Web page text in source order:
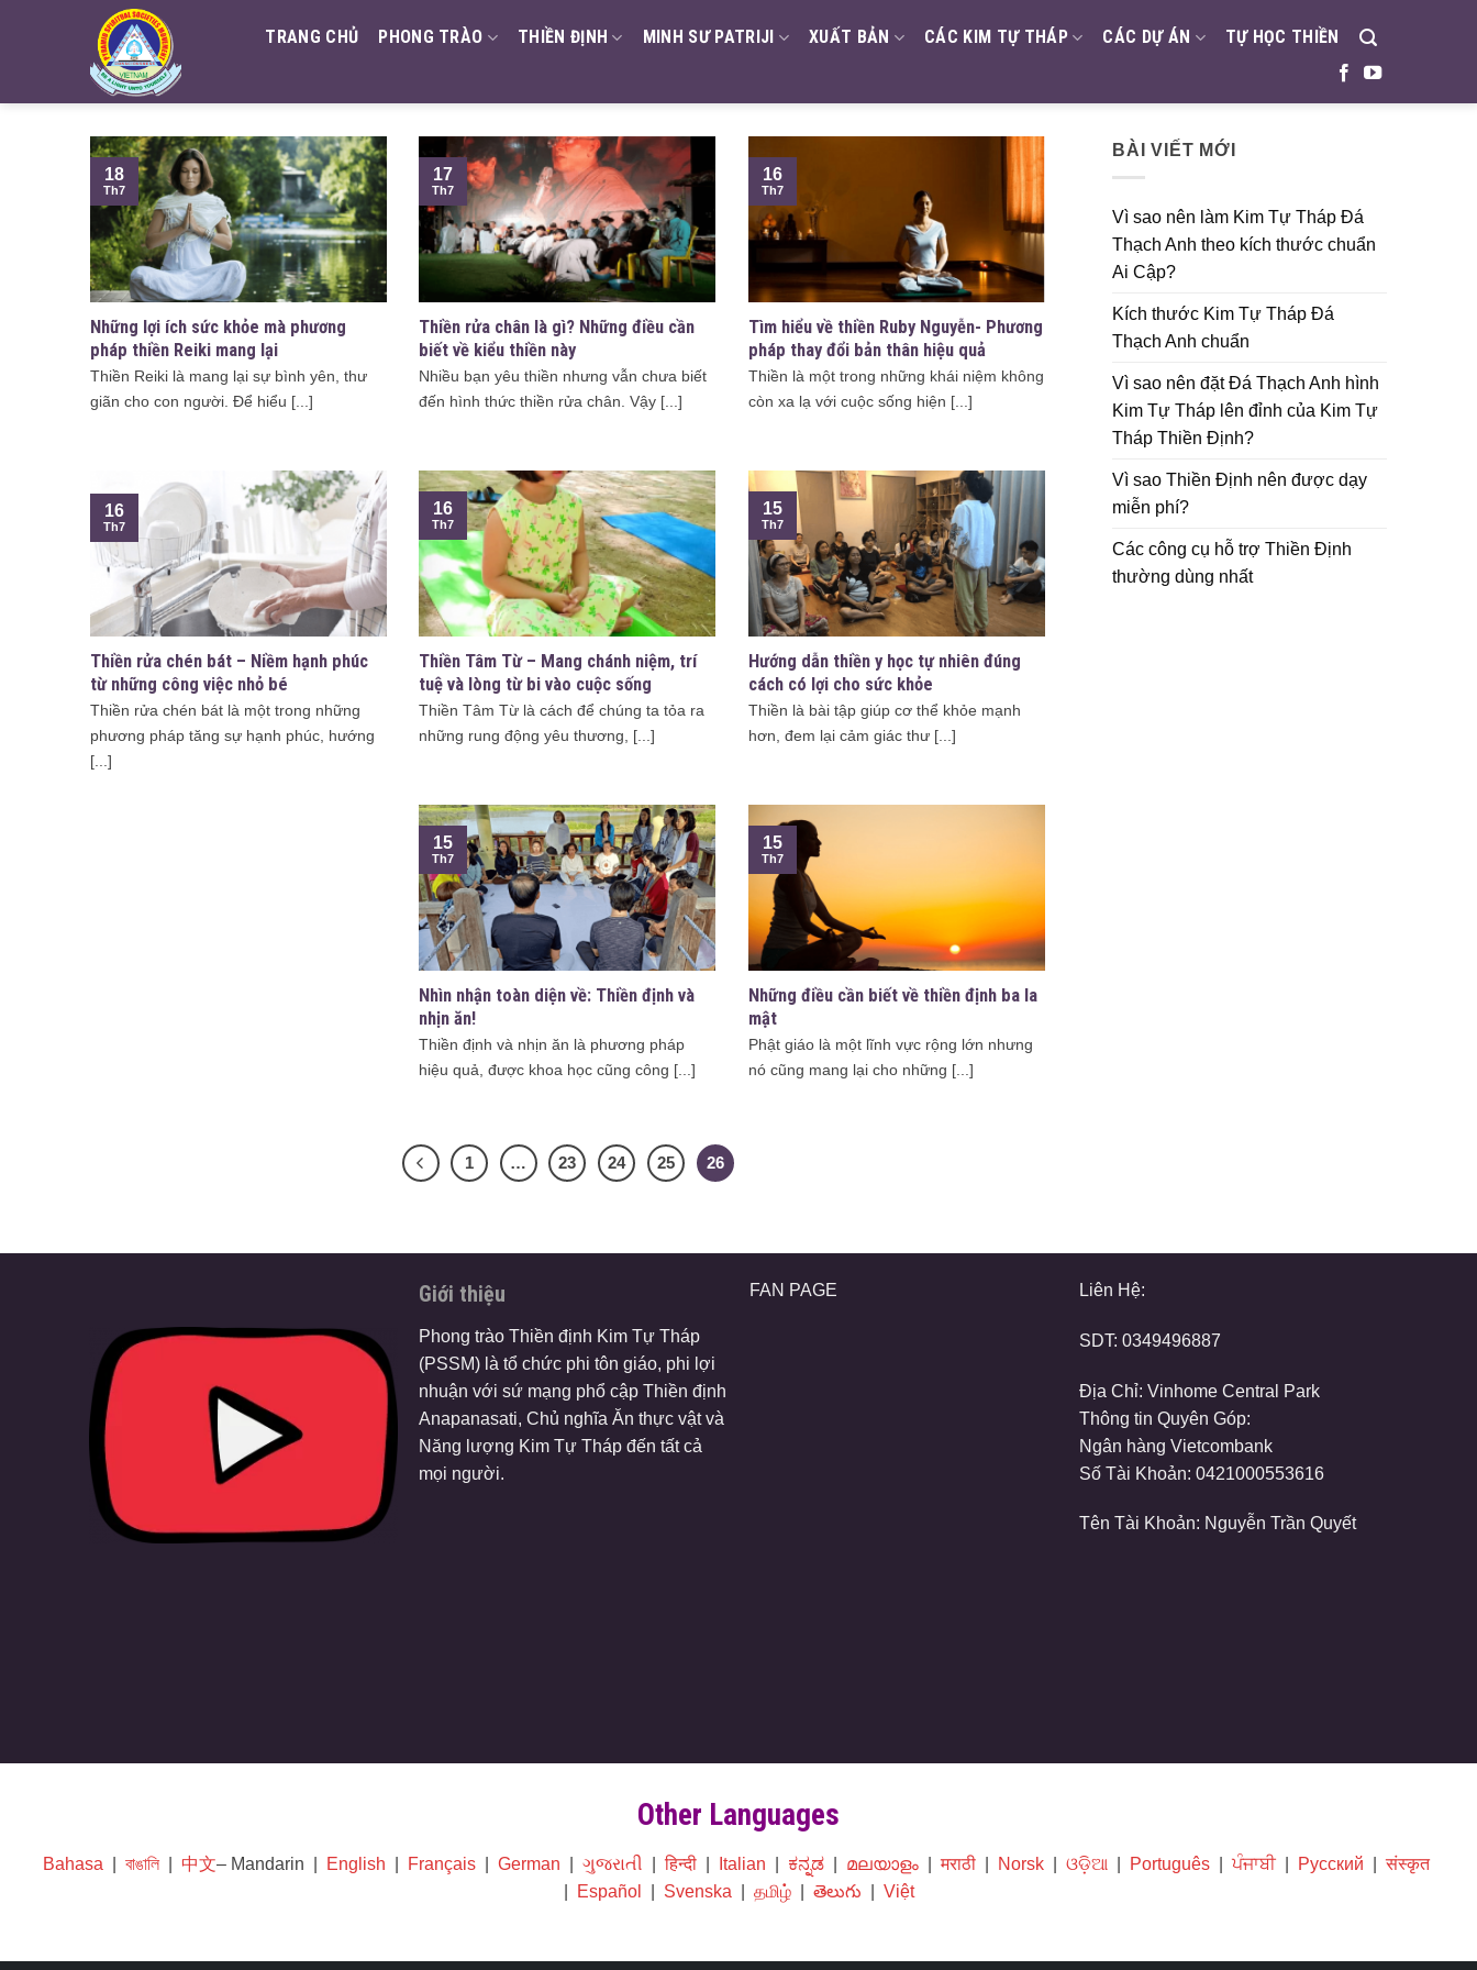
TRANG CHỦ PHONG TRÀO THIỀN ĐỊNH MINH SƯ PATRIJI XUẤT BẢN CÁC KIM TỰ THÁP CÁC DỰ ÁN TỰ HỌC THIỀN
Những lợi ích sức khỏe mà phương
pháp thiền Reiki mang lại
Thiền Reiki là mang lại sự bình yên, thư
giãn cho con người. Để hiểu [...]
18
Th7
Thiền rửa chân là gì? Những điều cần
biết về kiểu thiền này
Nhiều bạn yêu thiền nhưng vẫn chưa biết
đến hình thức thiền rửa chân. Vậy [...]
17
Th7
Tìm hiểu về thiền Ruby Nguyễn- Phương
pháp thay đổi bản thân hiệu quả
Thiền là một trong những khái niệm không
còn xa lạ với cuộc sống hiện [...]
16
Th7
Thiền rửa chén bát – Niềm hạnh phúc
từ những công việc nhỏ bé
Thiền rửa chén bát là một trong những
phương pháp tăng sự hạnh phúc, hướng
[...]
16
Th7
Thiền Tâm Từ – Mang chánh niệm, trí
tuệ và lòng từ bi vào cuộc sống
Thiền Tâm Từ là cách để chúng ta tỏa ra
những rung động yêu thương, [...]
16
Th7
Hướng dẫn thiền y học tự nhiên đúng
cách có lợi cho sức khỏe
Thiền là bài tập giúp cơ thể khỏe mạnh
hơn, đem lại cảm giác thư [...]
15
Th7
Nhìn nhận toàn diện về: Thiền định và
nhịn ăn!
Thiền định và nhịn ăn là phương pháp
hiệu quả, được khoa học cũng công [...]
15
Th7
Những điều cần biết về thiền định ba la
mật
Phật giáo là một lĩnh vực rộng lớn nhưng
nó cũng mang lại cho những [...]
15
Th7
1 … 23 24 25 26
BÀI VIẾT MỚI
Vì sao nên làm Kim Tự Tháp Đá
Thạch Anh theo kích thước chuẩn
Ai Cập?
Kích thước Kim Tự Tháp Đá
Thạch Anh chuẩn
Vì sao nên đặt Đá Thạch Anh hình
Kim Tự Tháp lên đỉnh của Kim Tự
Tháp Thiền Định?
Vì sao Thiền Định nên được dạy
miễn phí?
Các công cụ hỗ trợ Thiền Định
thường dùng nhất
Giới thiệu
Phong trào Thiền định Kim Tự Tháp
(PSSM) là tổ chức phi tôn giáo, phi lợi
nhuận với sứ mạng phổ cập Thiền định
Anapanasati, Chủ nghĩa Ăn thực vật và
Năng lượng Kim Tự Tháp đến tất cả
mọi người.
FAN PAGE Liên Hệ:
SDT:0349496887
Địa Chỉ: Vinhome Central Park
Thông tin Quyên Góp:
Ngân hàng Vietcombank
Số Tài Khoản: 0421000553616
Tên Tài Khoản: Nguyễn Trần Quyết
Other Languages
Bahasa বাঙালি 中文– Mandarin | English Français German ગુજરાતી |हिन्दी Italian ಕನ್ನಡ മലയാളം |मराठी Norsk ଓଡ଼ିଆ Português ਪੰਜਾਬੀ| Русский |संस्कृत
Español Svenska தமிழ்| తెలుగు Việt